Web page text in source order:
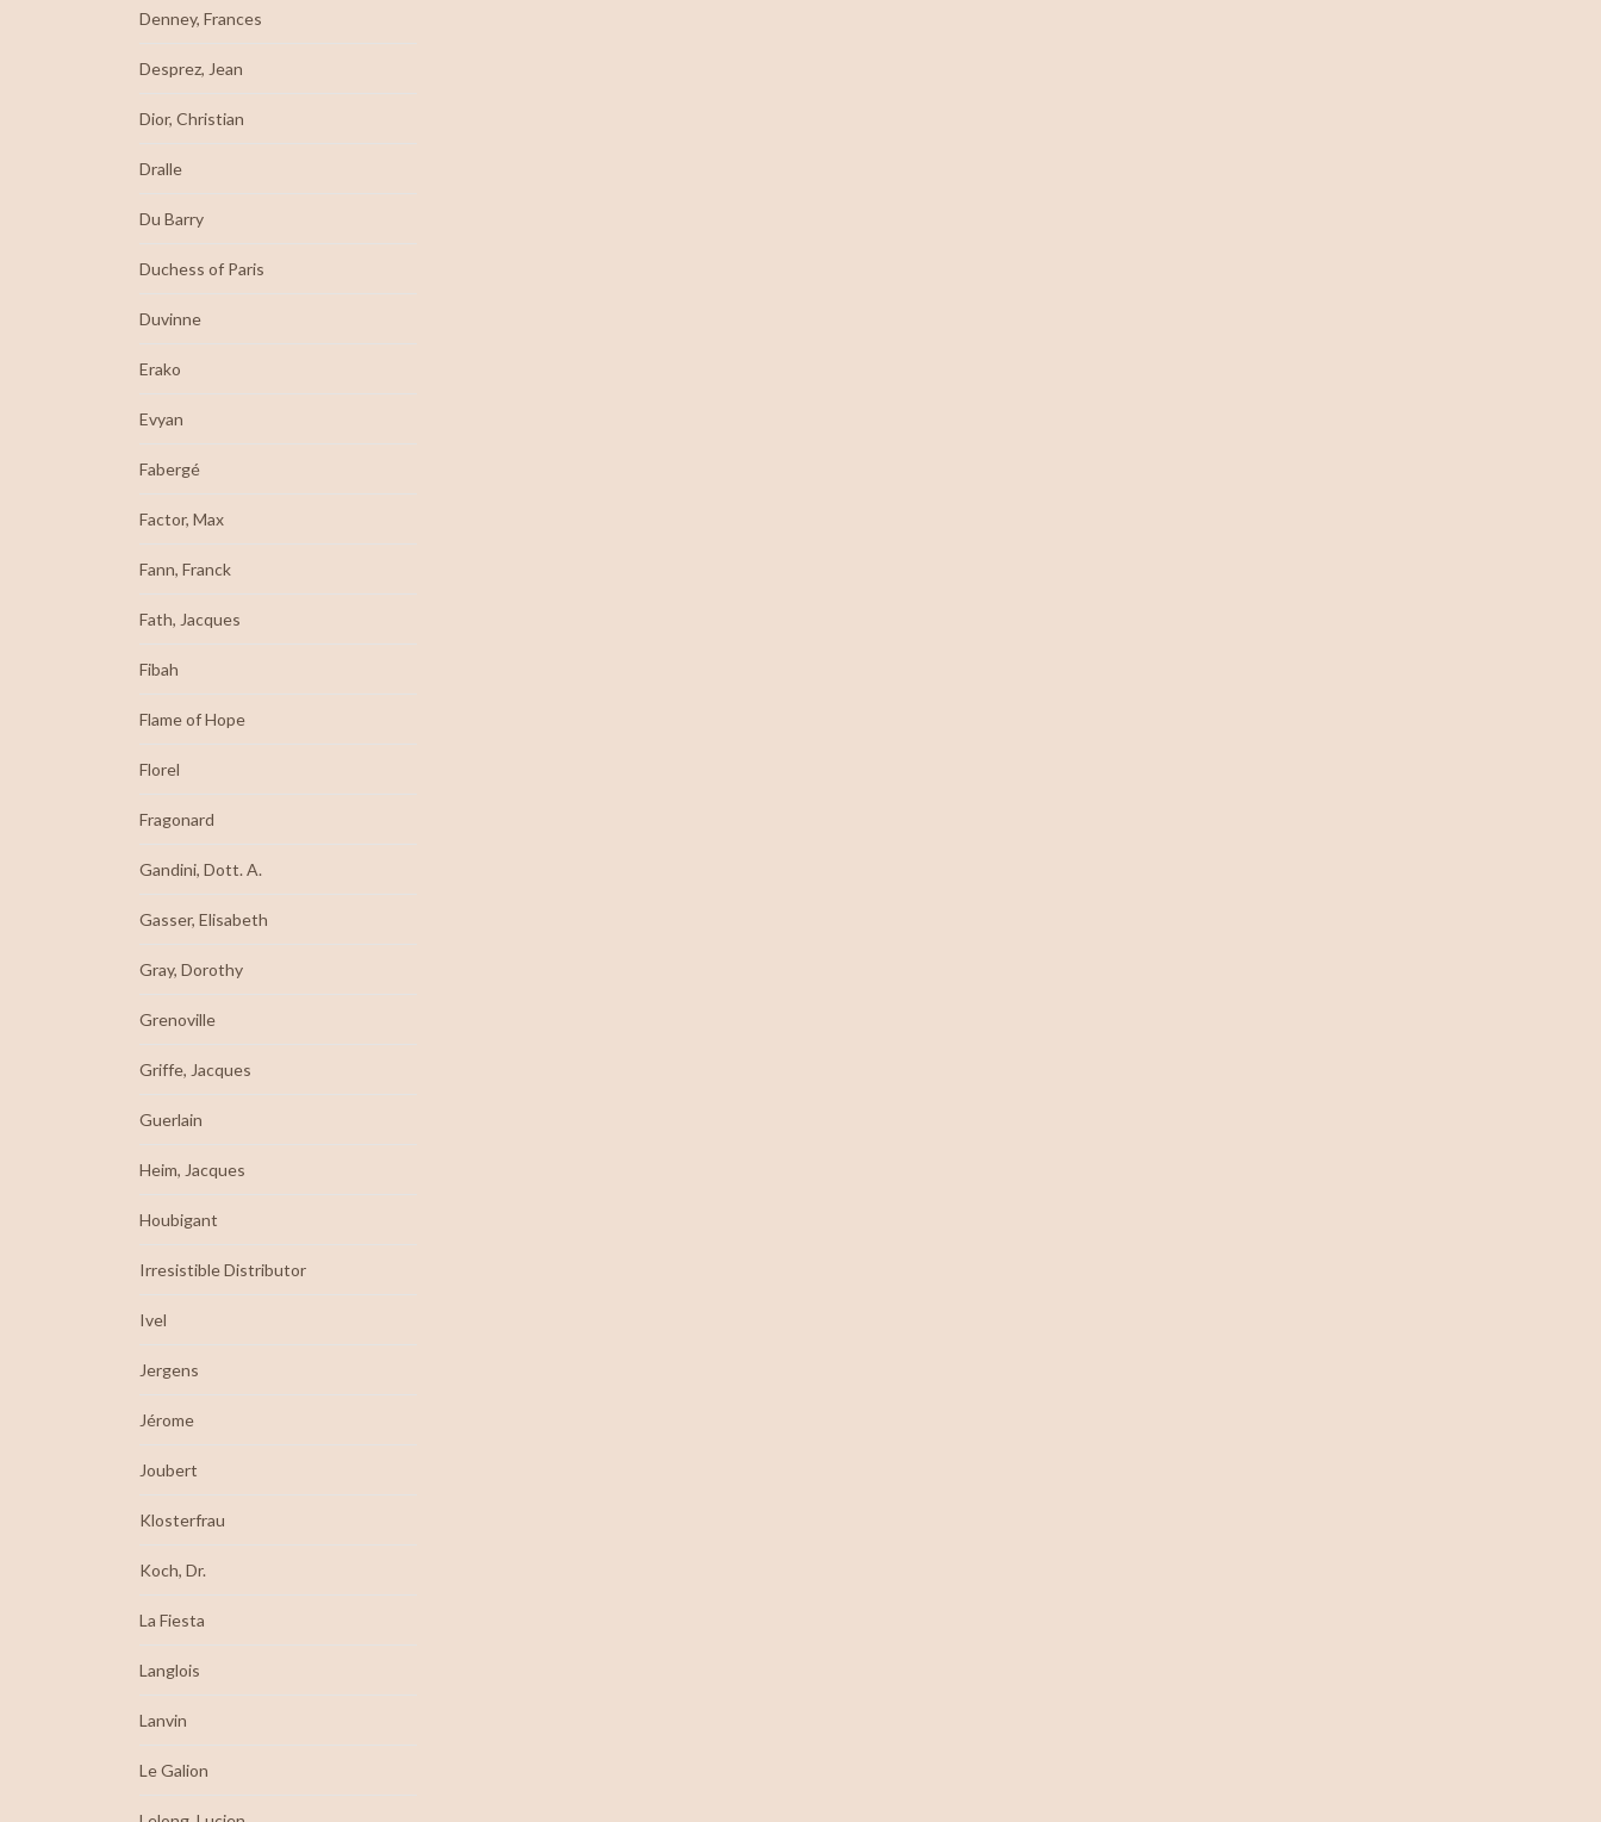
Denney, Frances
Desprez, Jean
Dior, Christian
Dralle
Du Barry
Duchess of Paris
Duvinne
Erako
Evyan
Fabergé
Factor, Max
Fann, Franck
Fath, Jacques
Fibah
Flame of Hope
Florel
Fragonard
Gandini, Dott. A.
Gasser, Elisabeth
Gray, Dorothy
Grenoville
Griffe, Jacques
Guerlain
Heim, Jacques
Houbigant
Irresistible Distributor
Ivel
Jergens
Jérome
Joubert
Klosterfrau
Koch, Dr.
La Fiesta
Langlois
Lanvin
Le Galion